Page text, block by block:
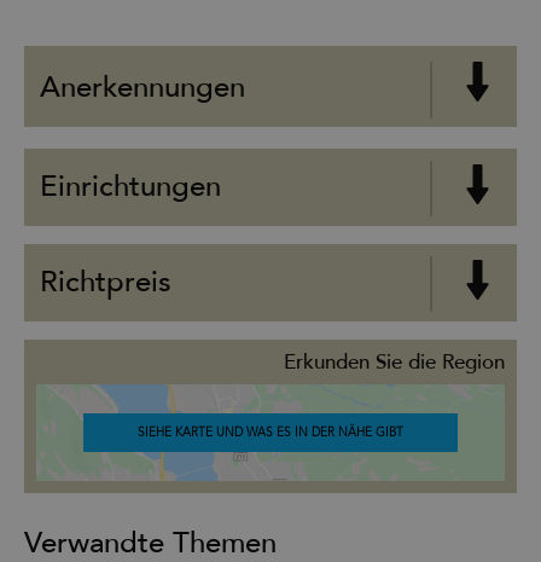
Anerkennungen
Einrichtungen
Richtpreis
Erkunden Sie die Region
SIEHE KARTE UND WAS ES IN DER NÄHE GIBT
Verwandte Themen